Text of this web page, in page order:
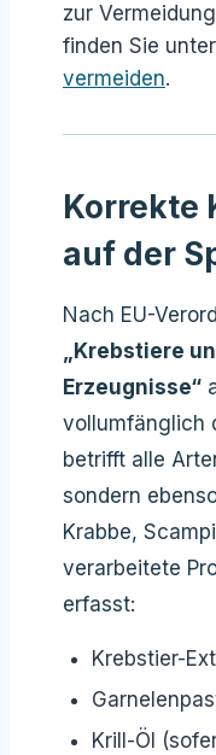
zur
finden Sie unter
vermeiden.
Korrekte
auf der
Nach EU-
„Krebstiere
Erzeugnisse“
vollumfänglich
betrifft alle
sondern
Krabbe,
verarbeitete
erfasst:
Krebstier-
Krill-Öl